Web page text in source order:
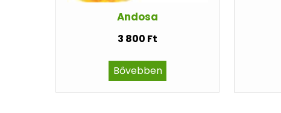
Andosa
3 800 Ft
Bővebben